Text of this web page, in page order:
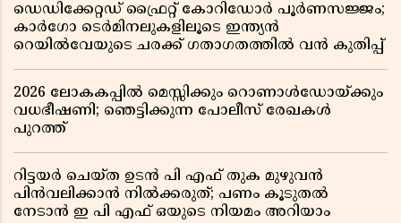
ഡെഡിക്കേറ്റഡ് ഫ്രൈറ്റ് കോറിഡോർ പൂർണസജ്ജം;
കാർഗോ ടെർമിനലുകളിലൂടെ ഇന്ത്യൻ
റെയിൽവേയുടെ ചരക്ക് ഗതാഗതത്തിൽ വൻ കുതിപ്പ്
2026 ലോകകപ്പിൽ മെസ്സിക്കും റൊണാൾഡോയ്ക്കും
വധഭീഷണി; ഞെട്ടിക്കുന്ന പോലീസ് രേഖകൾ
പുറത്ത്
റിട്ടയർ ചെയ്ത ഉടൻ പി എഫ് തുക മുഴുവൻ
പിൻവലിക്കാൻ നിൽക്കരുത്; പണം കൂടുതൽ
നേടാൻ ഇ പി എഫ് ഒയുടെ നിയമം അറിയാം